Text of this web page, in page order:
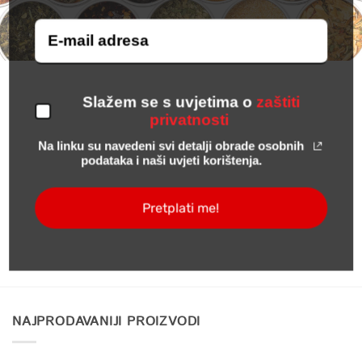
Slažem se s uvjetima o zaštiti
privatnosti
Na linku su navedeni svi detalji obrade osobnih
podataka i naši uvjeti korištenja.
Pretplati me!
NAJPRODAVANIJI PROIZVODI